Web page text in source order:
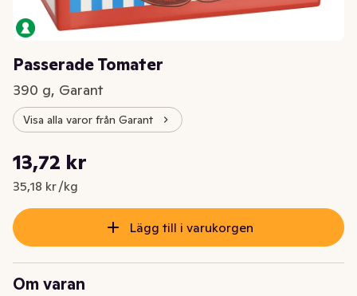
Passerade Tomater
390 g, Garant
Visa alla varor från Garant
Nuvarande pris är: 13,72 kr
13,72 kr
35,18 kr /kg
Styckpris: 35,18 kr /kg
Lägg till i varukorgen
Om varan